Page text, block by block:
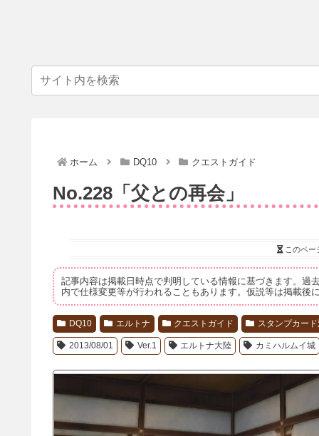
ホーム DQ10 クエストガイド
No.228「父との再会」
このペー
記事内容は掲載日時点で判明している情報に基づきます。過
内で仕様変更等が行われることもあります。仮説等は掲載後
DQ10 エルトナ クエストガイド スタンプカー
2013/08/01 Ver.1 エルトナ大陸 カミハルムイ城